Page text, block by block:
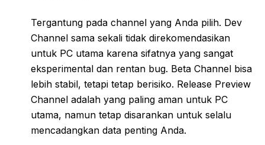
Tergantung pada channel yang Anda pilih. Dev
Channel sama sekali tidak direkomendasikan
untuk PC utama karena sifatnya yang sangat
eksperimental dan rentan bug. Beta Channel bisa
lebih stabil, tetapi tetap berisiko. Release Preview
Channel adalah yang paling aman untuk PC
utama, namun tetap disarankan untuk selalu
mencadangkan data penting Anda.